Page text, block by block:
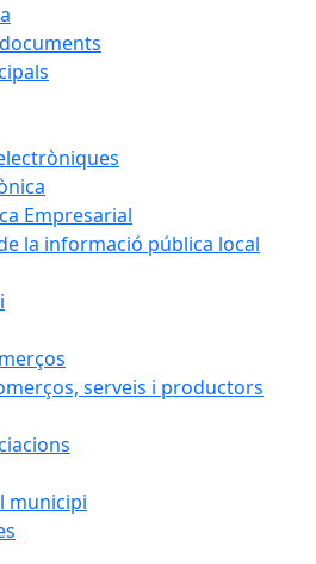
Empresarial
la informació pública local
serveis i productors
municipi